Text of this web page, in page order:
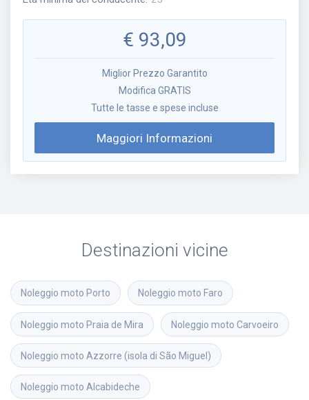
€ 93,09
Miglior Prezzo Garantito
Modifica GRATIS
Tutte le tasse e spese incluse
Maggiori Informazioni
Destinazioni vicine
Noleggio moto Porto Noleggio moto Faro
Noleggio moto Praia de Mira Noleggio moto Carvoeiro
Noleggio moto Azzorre (isola di São Miguel)
Noleggio moto Alcabideche